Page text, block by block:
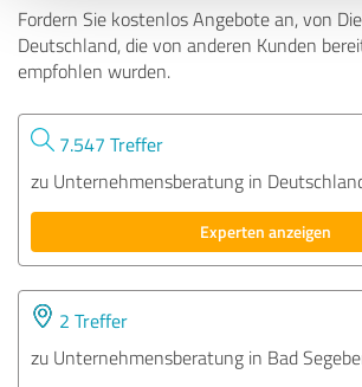
Fordern Sie kostenlos Angebote an, von
Deutschland, die von anderen Kunden
empfohlen wurden.
7.547 Treffer
zu Unternehmensberatung in
Experten anzeigen
2 Treffer
zu Unternehmensberatung in Bad